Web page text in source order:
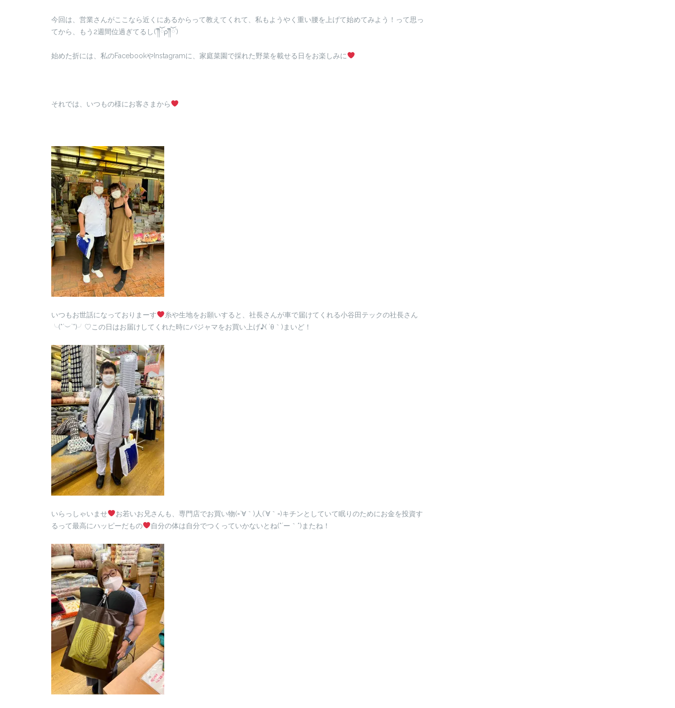
今回は、営業さんがここなら近くにあるからって教えてくれて、私もようやく重い腰を上げて始めてみよう！って思っ
てから、もう2週間位過ぎてるし(´༎ຶོρ༎ຶོ`)
始めた折には、私のFacebookやInstagramに、家庭菜園で採れた野菜を載せる日をお楽しみに
それでは、いつもの様にお客さまから
いつもお世話になっておりまーす
糸や生地をお願いすると、社長さんが車で届けてくれる小谷田テックの社長さん
╰(*´︶`*)╯♡この日はお届けしてくれた時にパジャマをお買い上げ♪( ´θ｀)まいど！
いらっしゃいませ
お若いお兄さんも、専門店でお買い物(=´∀｀)人(´∀｀=)キチンとしていて眠りのためにお金を投資す
るって最高にハッピーだもの
自分の体は自分でつくっていかないとね(*´ー｀*)またね！